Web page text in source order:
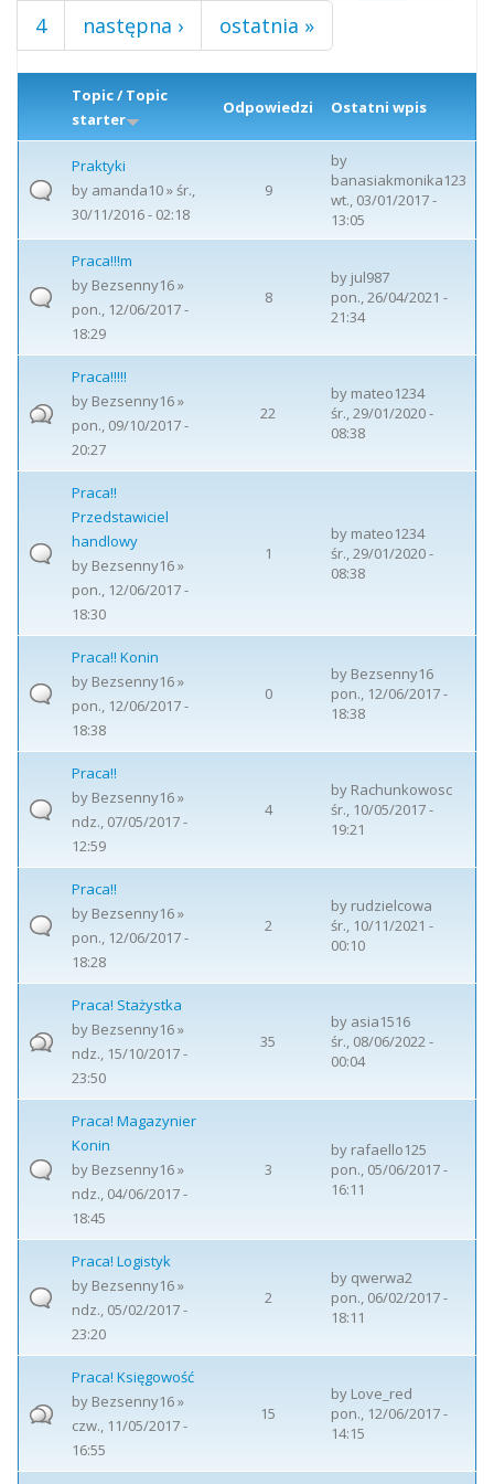
4
następna › ostatnia »
Topic / Topic
starter
Odpowiedzi Ostatni wpis
Praktyki
by amanda10» śr.,
30/11/2016 - 02:18
9
by
banasiakmonika123
wt., 03/01/2017 -
13:05
Praca!!!m
by Bezsenny16»
pon., 12/06/2017 -
18:29
8
by jul987
pon., 26/04/2021 -
21:34
Praca!!!!!
by Bezsenny16»
pon., 09/10/2017 -
20:27
22
by mateo1234
śr., 29/01/2020 -
08:38
Praca!!
Przedstawiciel
handlowy
by Bezsenny16»
pon., 12/06/2017 -
18:30
1
by mateo1234
śr., 29/01/2020 -
08:38
Praca!! Konin
by Bezsenny16»
pon., 12/06/2017 -
18:38
0
by Bezsenny16
pon., 12/06/2017 -
18:38
Praca!!
by Bezsenny16»
ndz., 07/05/2017 -
12:59
4
by Rachunkowosc
śr., 10/05/2017 -
19:21
Praca!!
by Bezsenny16»
pon., 12/06/2017 -
18:28
2
by rudzielcowa
śr., 10/11/2021 -
00:10
Praca! Stażystka
by Bezsenny16»
ndz., 15/10/2017 -
23:50
35
by asia1516
śr., 08/06/2022 -
00:04
Praca! Magazynier
Konin
by Bezsenny16»
ndz., 04/06/2017 -
18:45
3
by rafaello125
pon., 05/06/2017 -
16:11
Praca! Logistyk
by Bezsenny16»
ndz., 05/02/2017 -
23:20
2
by qwerwa2
pon., 06/02/2017 -
18:11
Praca! Księgowość
by Bezsenny16»
czw., 11/05/2017 -
16:55
15
by Love_red
pon., 12/06/2017 -
14:15